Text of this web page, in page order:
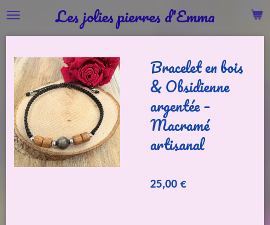
Passer
au
principal
Les jolies pierres d'Emma
Bracelet en bois
& Obsidienne
argentée –
Macramé
artisanal
25,00 €